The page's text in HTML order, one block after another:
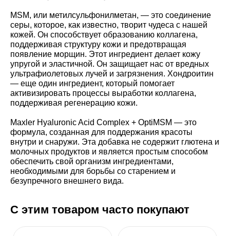
MSM, или метилсульфонилметан, — это соединение
серы, которое, как известно, творит чудеса с нашей
кожей. Он способствует образованию коллагена,
поддерживая структуру кожи и предотвращая
появление морщин. Этот ингредиент делает кожу
упругой и эластичной. Он защищает нас от вредных
ультрафиолетовых лучей и загрязнения. Хондроитин
— еще один ингредиент, который помогает
активизировать процессы выработки коллагена,
поддерживая регенерацию кожи.
Maxler Hyaluronic Acid Complex + OptiMSM — это
формула, созданная для поддержания красоты
внутри и снаружи. Эта добавка не содержит глютена и
молочных продуктов и является простым способом
обеспечить свой организм ингредиентами,
необходимыми для борьбы со старением и
безупречного внешнего вида.
С этим товаром часто покупают